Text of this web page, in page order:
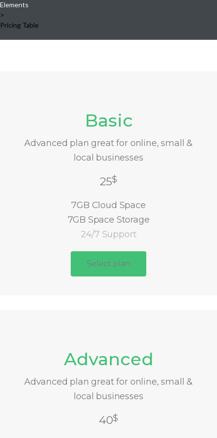
Elements
>
Pricing Table
Basic
Advanced plan great for online, small &
local businesses
25$
7GB Cloud Space
7GB Space Storage
24/7 Support
Select plan
Advanced
Advanced plan great for online, small &
local businesses
40$